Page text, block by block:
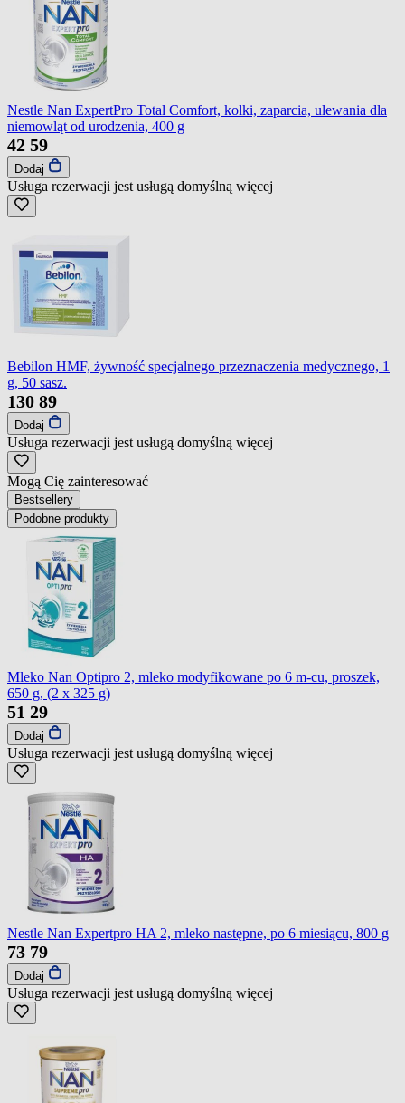
Nestle Nan ExpertPro Total Comfort, kolki, zaparcia, ulewania dla
niemowląt od urodzenia, 400 g
42 59
Dodaj
Usługa rezerwacji jest usługą domyślną więcej
Bebilon HMF, żywność specjalnego przeznaczenia medycznego, 1
g, 50 sasz.
130 89
Dodaj
Usługa rezerwacji jest usługą domyślną więcej
Mogą Cię zainteresować
Bestsellery
Podobne produkty
Mleko Nan Optipro 2, mleko modyfikowane po 6 m-cu, proszek,
650 g, (2 x 325 g)
51 29
Dodaj
Usługa rezerwacji jest usługą domyślną więcej
Nestle Nan Expertpro HA 2, mleko następne, po 6 miesiącu, 800 g
73 79
Dodaj
Usługa rezerwacji jest usługą domyślną więcej